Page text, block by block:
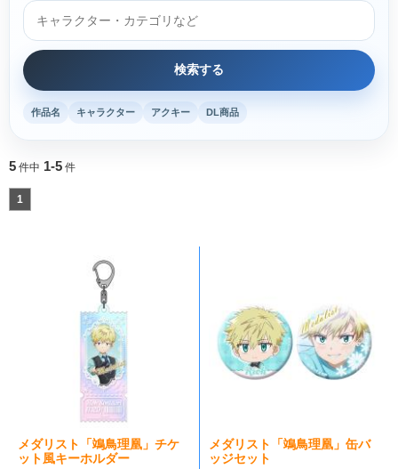
作品名 キャラクター アクキー DL商品
5 件中 1-5 件
1
メダリスト「鴗鳥理凰」チケ
ット風キーホルダー
メダリスト「鴗鳥理凰」缶バ
ッジセット